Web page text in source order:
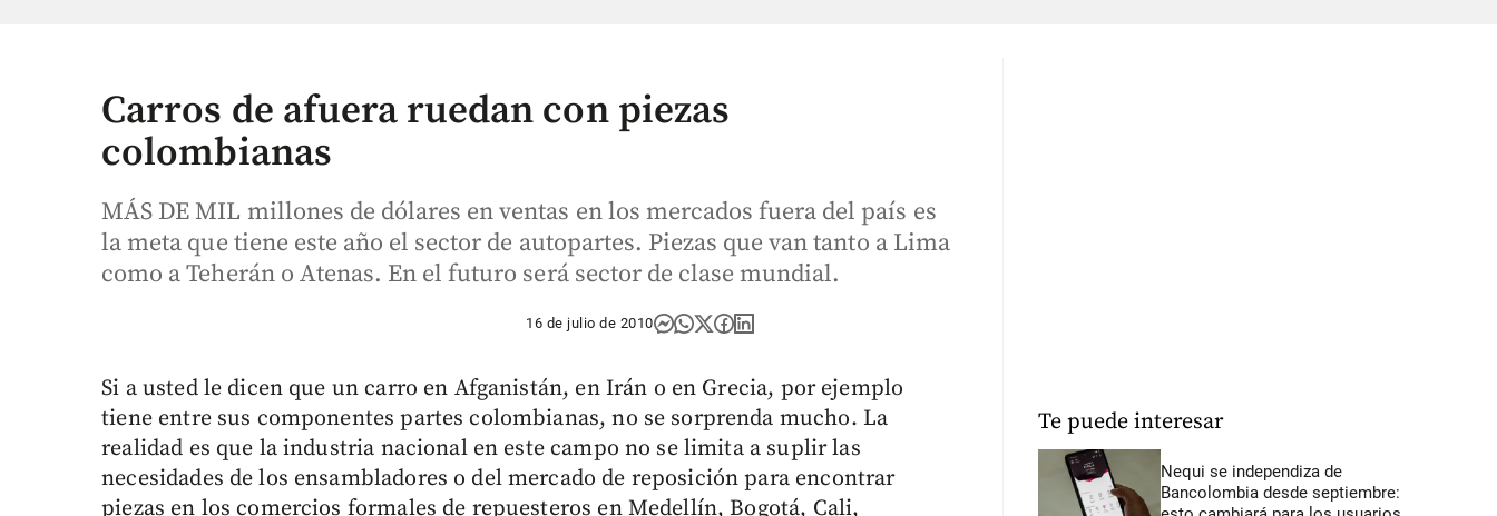
Carros de afuera ruedan con piezas
colombianas
MÁS DE MIL millones de dólares en ventas en los mercados fuera del país es
la meta que tiene este año el sector de autopartes. Piezas que van tanto a Lima
como a Teherán o Atenas. En el futuro será sector de clase mundial.
16 de julio de 2010
Si a usted le dicen que un carro en Afganistán, en Irán o en Grecia, por ejemplo
tiene entre sus componentes partes colombianas, no se sorprenda mucho. La
realidad es que la industria nacional en este campo no se limita a suplir las
necesidades de los ensambladores o del mercado de reposición para encontrar
piezas en los comercios formales de repuesteros en Medellín, Bogotá, Cali,
Te puede interesar
Nequi se independiza de
Bancolombia desde septiembre: